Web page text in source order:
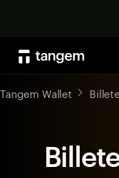
Tangem Wallet